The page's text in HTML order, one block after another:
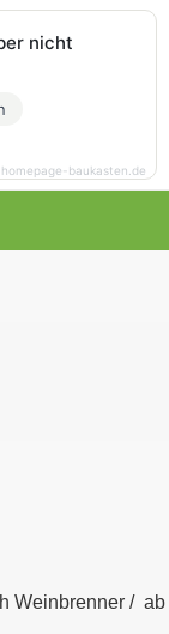
Weinbrenner /
nicht
baukasten.de